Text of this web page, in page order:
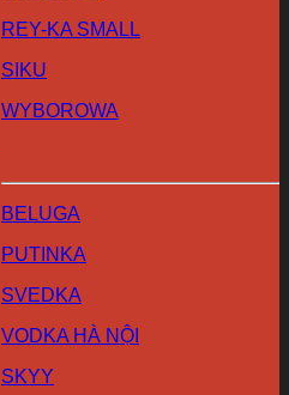
REY-KA SMALL
SIKU
WYBOROWA
BELUGA
PUTINKA
SVEDKA
VODKA HÀ NỘI
SKYY